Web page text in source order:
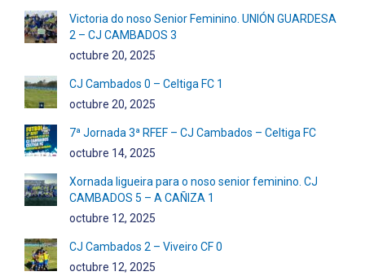
Victoria do noso Senior Feminino. UNIÓN GUARDESA
2 – CJ CAMBADOS 3
octubre 20, 2025
CJ Cambados 0 – Celtiga FC 1
octubre 20, 2025
7ª Jornada 3ª RFEF – CJ Cambados – Celtiga FC
octubre 14, 2025
Xornada ligueira para o noso senior feminino. CJ
CAMBADOS 5 – A CAÑIZA 1
octubre 12, 2025
CJ Cambados 2 – Viveiro CF 0
octubre 12, 2025